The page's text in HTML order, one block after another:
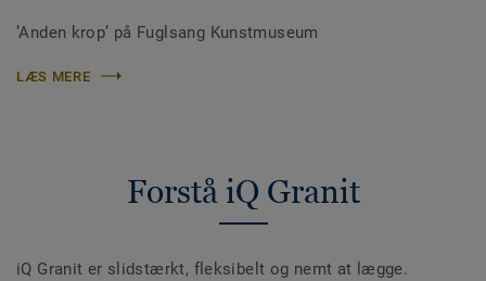
’Anden krop’ på Fuglsang Kunstmuseum
LÆS MERE
Forstå iQ Granit
iQ Granit er slidstærkt, fleksibelt og nemt at lægge.